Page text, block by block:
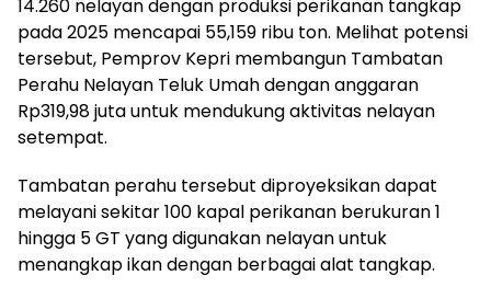
14.260 nelayan dengan produksi perikanan tangkap
pada 2025 mencapai 55,159 ribu ton. Melihat potensi
tersebut, Pemprov Kepri membangun Tambatan
Perahu Nelayan Teluk Umah dengan anggaran
Rp319,98 juta untuk mendukung aktivitas nelayan
setempat.
Tambatan perahu tersebut diproyeksikan dapat
melayani sekitar 100 kapal perikanan berukuran 1
hingga 5 GT yang digunakan nelayan untuk
menangkap ikan dengan berbagai alat tangkap.